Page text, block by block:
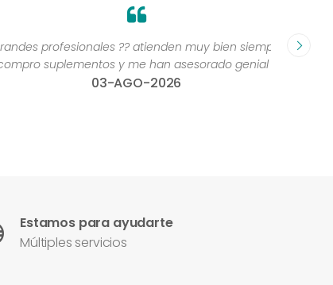
profesionales ?? atienden muy bien siempre,
suplementos y me han asesorado genial ”
03-AGO-2026
Estamos para ayudarte
Múltiples servicios